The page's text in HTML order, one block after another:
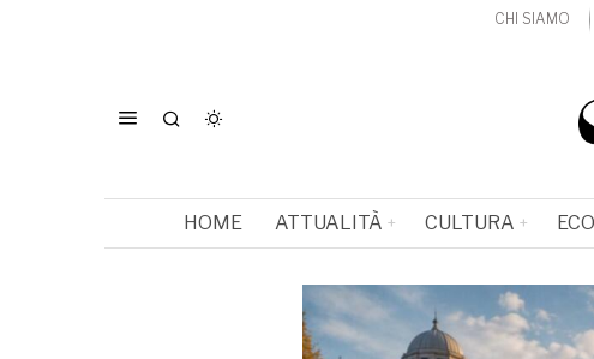
CHI SIAMO
HOME ATTUALITÀ CULTURA